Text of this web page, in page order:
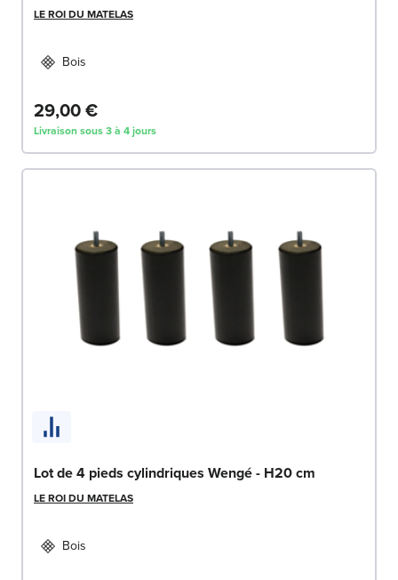
LE ROI DU MATELAS
Bois
29,00 €
Livraison sous 3 à 4 jours
Lot de 4 pieds cylindriques Wengé - H20 cm
LE ROI DU MATELAS
Bois